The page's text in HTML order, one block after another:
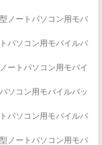
ノートパソコン用モバ
パソコン用モバイルバ
ートパソコン用モバイ
ソコン用モバイルバッ
パソコン用モバイルバ
ノートパソコン用モバ